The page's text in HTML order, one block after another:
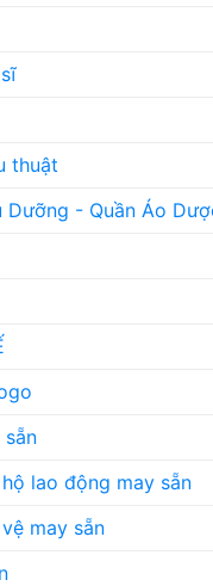
thuật
- Quần Áo
lao động may sẵn
may sẵn